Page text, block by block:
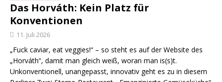
Das Horváth: Kein Platz für
Konventionen
11. Juli 2026
„Fuck caviar, eat veggies!“ – so steht es auf der Website des
„Horváth“, damit man gleich weiß, woran man is(s)t.
Unkonventionell, unangepasst, innovativ geht es zu in diesem